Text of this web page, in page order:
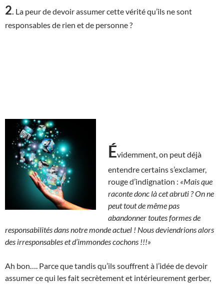
2 La peur de devoir assumer cette vérité qu’ils ne sont
responsables de rien et de personne ?
Évidemment, on peut déjà
entendre certains s’exclamer,
rouge d’indignation : «Mais que
raconte donc là cet abruti ?On ne
peut tout de même pas
abandonner toutes formes de
responsabilités dans notre monde actuel ! Nous deviendrions alors
des irresponsables et d’immondes cochons !!!»
Ah bon…. Parce que tandis qu’ils souffrent à l’idée de devoir
assumer ce qui les fait secrètement et intérieurement gerber,